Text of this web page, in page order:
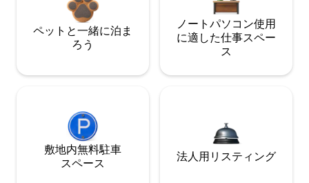
ペットと一緒に泊ま
ろう
ノートパソコン使用
に適した仕事スペー
ス
敷地内無料駐⁠車
ス⁠ペ⁠ー⁠ス
法人用リスティング